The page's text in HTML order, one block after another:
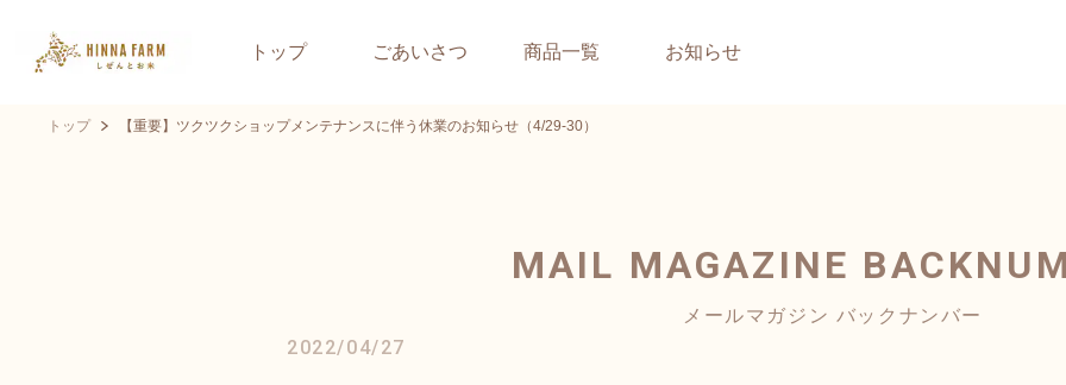
トップ ごあいさつ 商品一覧 お知らせ
トップ 【重要】ツクツクショップメンテナンスに伴う休業のお知らせ（4/29-30）
MAIL MAGAZINE
メールマガジン バックナンバー
2022/04/27